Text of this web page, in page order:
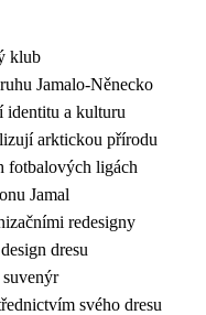
klub
Jamalo-Něnecko
identitu a kulturu
arktickou přírodu
fotbalových ligách
Jamal
redesigny
dresu
svého dresu